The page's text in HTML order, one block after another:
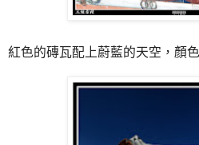
紅色的磚瓦配上蔚藍的天空，顏